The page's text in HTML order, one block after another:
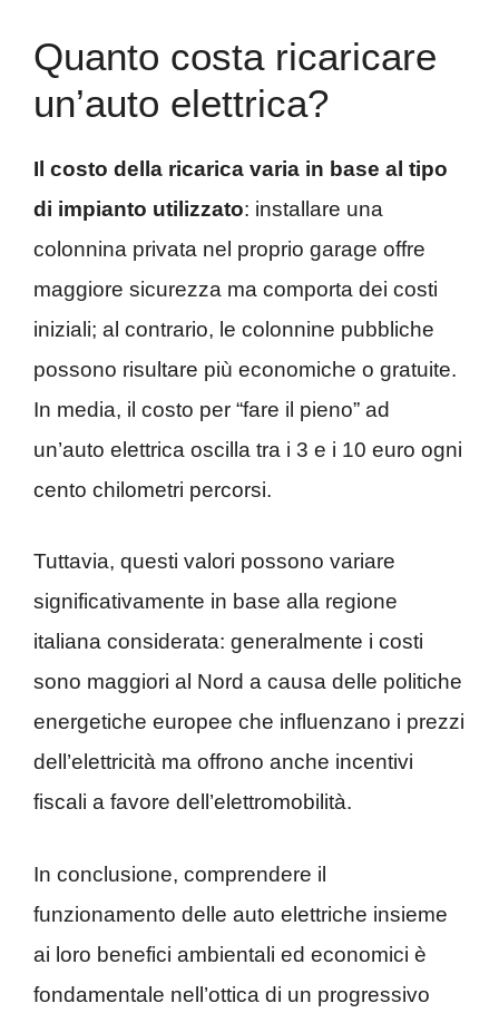
Quanto costa ricaricare
un’auto elettrica?
Il costo della ricarica varia in base al tipo
di impianto utilizzato: installare una
colonnina privata nel proprio garage offre
maggiore sicurezza ma comporta dei costi
iniziali; al contrario, le colonnine pubbliche
possono risultare più economiche o gratuite.
In media, il costo per “fare il pieno” ad
un’auto elettrica oscilla tra i 3 e i 10 euro ogni
cento chilometri percorsi.
Tuttavia, questi valori possono variare
significativamente in base alla regione
italiana considerata: generalmente i costi
sono maggiori al Nord a causa delle politiche
energetiche europee che influenzano i prezzi
dell’elettricità ma offrono anche incentivi
fiscali a favore dell’elettromobilità.
In conclusione, comprendere il
funzionamento delle auto elettriche insieme
ai loro benefici ambientali ed economici è
fondamentale nell’ottica di un progressivo